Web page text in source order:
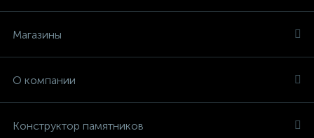
Магазины
О компании
Конструктор памятников